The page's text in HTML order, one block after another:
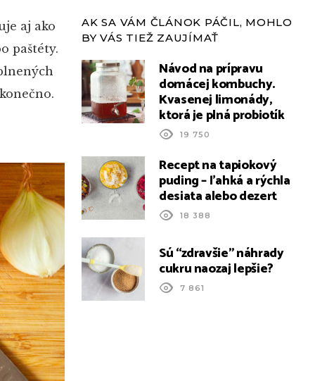
aj ako
paštéty.
AK SA VÁM ČLÁNOK PÁČIL, MOHLO
BY VÁS TIEŽ ZAUJÍMAŤ
Návod na prípravu
domácej kombuchy.
Kvasenej limonády,
ktorá je plná probiotík
19 750
Recept na tapiokový
puding – ľahká a rýchla
desiata alebo dezert
18 388
Sú “zdravšie” náhrady
cukru naozaj lepšie?
7 861